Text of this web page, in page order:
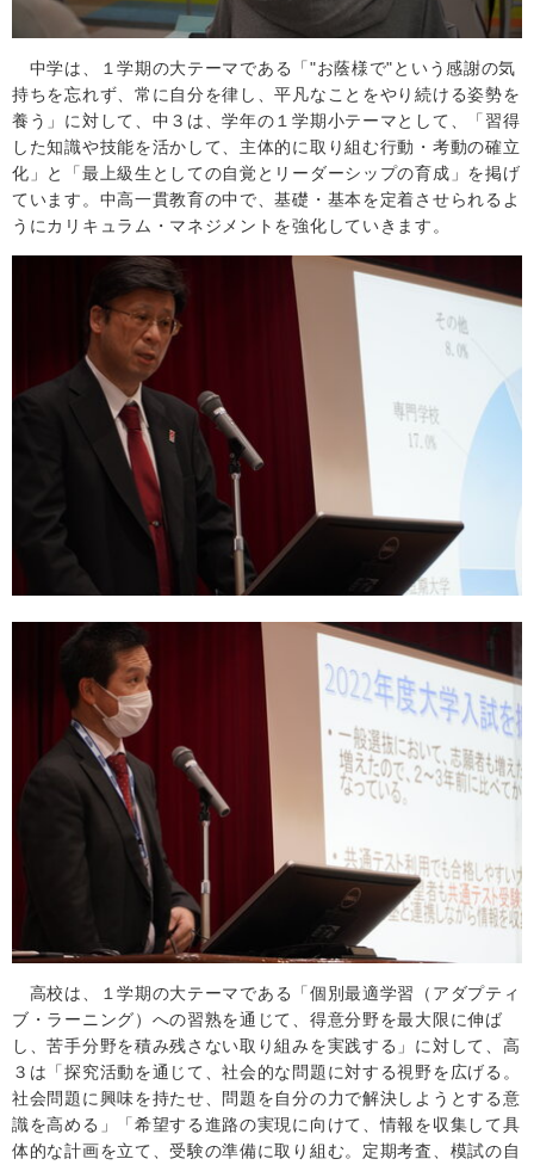
中学は、１学期の大テーマである「"お蔭様で"という感謝の気
持ちを忘れず、常に自分を律し、平凡なことをやり続ける姿勢を
養う」に対して、中３は、学年の１学期小テーマとして、「習得
した知識や技能を活かして、主体的に取り組む行動・考動の確立
化」と「最上級生としての自覚とリーダーシップの育成」を掲げ
ています。中高一貫教育の中で、基礎・基本を定着させられるよ
うにカリキュラム・マネジメントを強化していきます。
高校は、１学期の大テーマである「個別最適学習（アダプティ
ブ・ラーニング）への習熟を通じて、得意分野を最大限に伸ば
し、苦手分野を積み残さない取り組みを実践する」に対して、高
３は「探究活動を通じて、社会的な問題に対する視野を広げる。
社会問題に興味を持たせ、問題を自分の力で解決しようとする意
識を高める」「希望する進路の実現に向けて、情報を収集して具
体的な計画を立て、受験の準備に取り組む。定期考査、模試の自